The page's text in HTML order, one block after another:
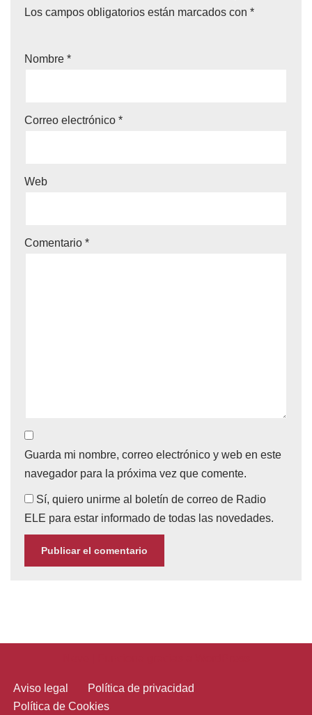
Los campos obligatorios están marcados con *
Nombre *
Correo electrónico *
Web
Comentario *
Guarda mi nombre, correo electrónico y web en este
navegador para la próxima vez que comente.
Sí, quiero unirme al boletín de correo de Radio
ELE para estar informado de todas las novedades.
Aviso legal
Política de privacidad
Política de Cookies